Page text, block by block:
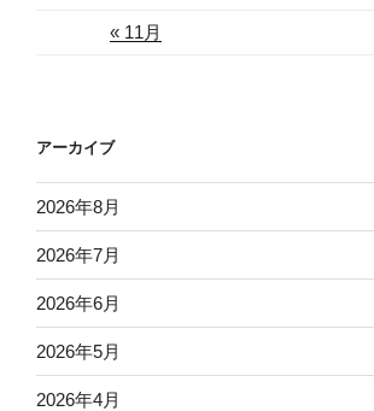
« 11月
アーカイブ
2026年8月
2026年7月
2026年6月
2026年5月
2026年4月